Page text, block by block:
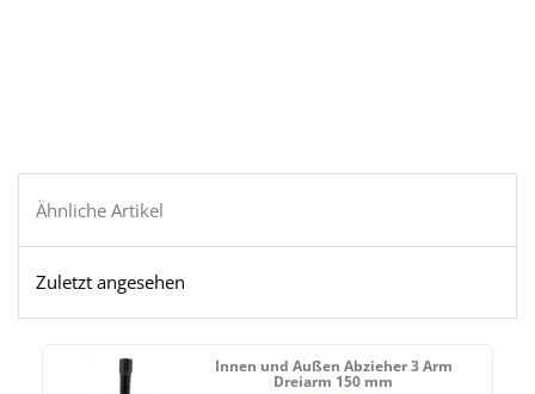
Ähnliche Artikel
Zuletzt angesehen
Innen und Außen Abzieher 3 Arm
Dreiarm 150 mm